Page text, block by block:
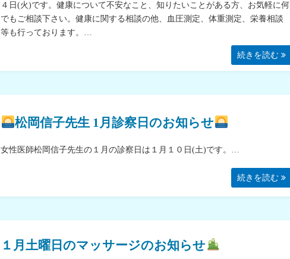
４日(火)です。健康について不安なこと、知りたいことがある方、お気軽に何
でもご相談下さい。健康に関する相談の他、血圧測定、体重測定、栄養相談
等も行っております。…
続きを読む
松岡信子先生 1月診察日のお知らせ
女性医師松岡信子先生の１月の診察日は１月１０日(土)です。…
続きを読む
１月土曜日のマッサージのお知らせ